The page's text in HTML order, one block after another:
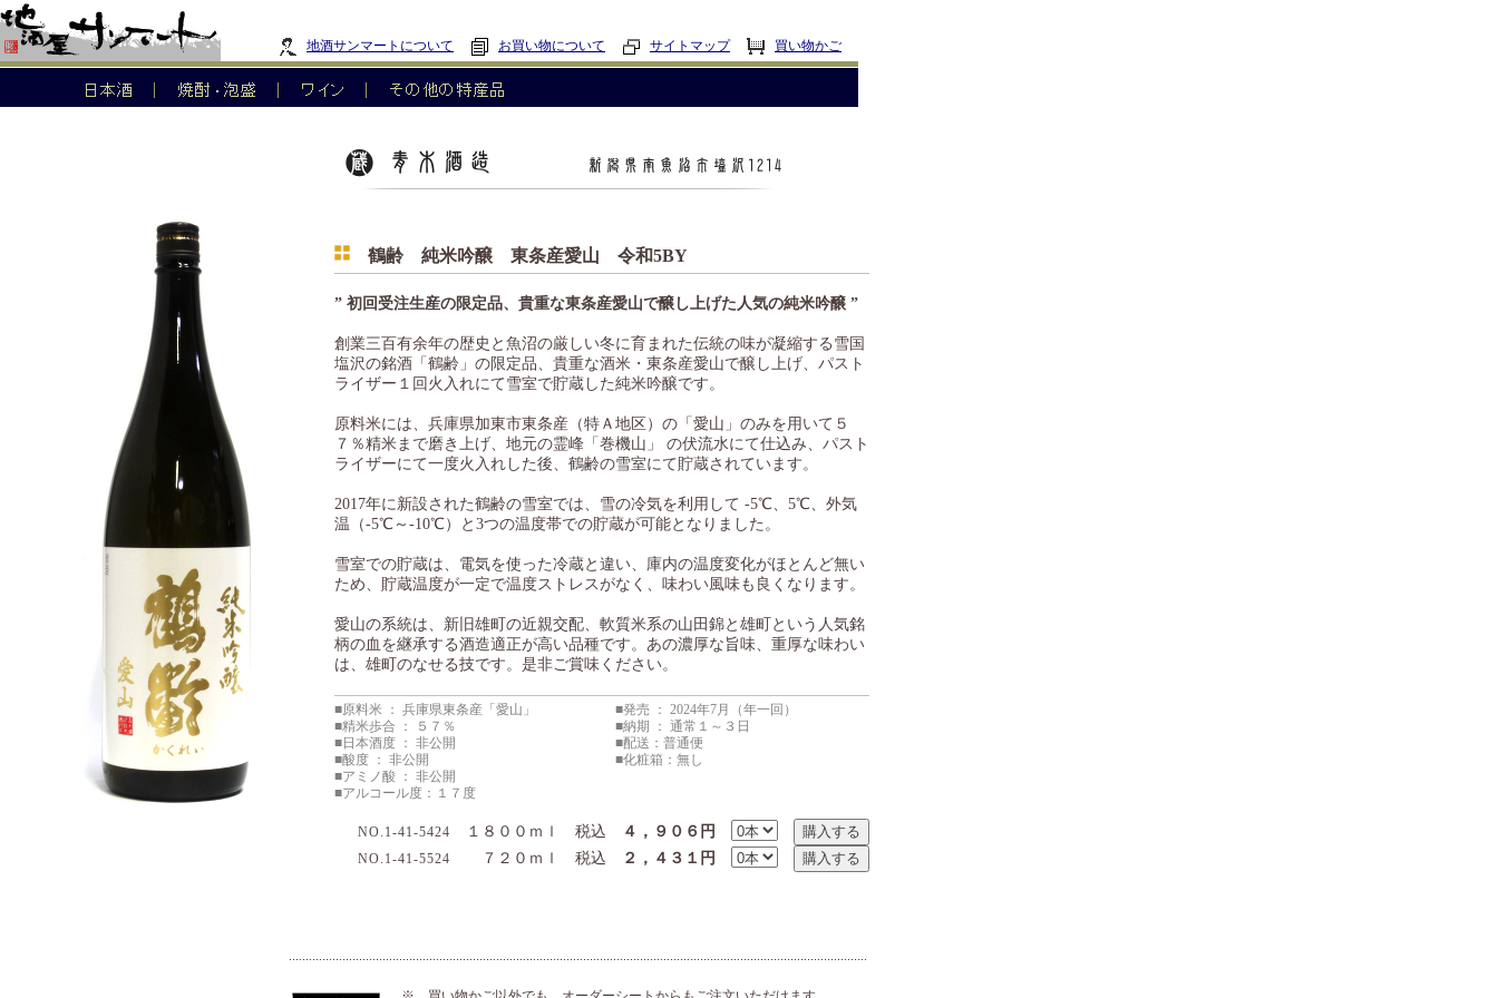
地酒サンマートについて お買い物について サイトマップ 買い物かご
鶴齢 純米吟醸 東条産愛山 令和5BY
” 初回受注生産の限定品、貴重な東条産愛山で醸し上げた人気の純米吟醸 ”
創業三百有余年の歴史と魚沼の厳しい冬に育まれた伝統の味が凝縮する雪国
塩沢の銘酒「鶴齢」の限定品、貴重な酒米・東条産愛山で醸し上げ、パスト
ライザー１回火入れにて雪室で貯蔵した純米吟醸です。
原料米には、兵庫県加東市東条産（特Ａ地区）の「愛山」のみを用いて５
７％精米まで磨き上げ、地元の霊峰「巻機山」 の伏流水にて仕込み、パスト
ライザーにて一度火入れした後、鶴齢の雪室にて貯蔵されています。
2017年に新設された鶴齢の雪室では、雪の冷気を利用して -5℃、5℃、外気
温（-5℃～-10℃）と3つの温度帯での貯蔵が可能となりました。
雪室での貯蔵は、電気を使った冷蔵と違い、庫内の温度変化がほとんど無い
ため、貯蔵温度が一定で温度ストレスがなく、味わい風味も良くなります。
愛山の系統は、新旧雄町の近親交配、軟質米系の山田錦と雄町という人気銘
柄の血を継承する酒造適正が高い品種です。あの濃厚な旨味、重厚な味わい
は、雄町のなせる技です。是非ご賞味ください。
■原料米 ： 兵庫県東条産「愛山」
■精米歩合 ： ５７％
■日本酒度 ： 非公開
■酸度 ： 非公開
■アミノ酸 ： 非公開
■アルコール度：１７度
■発売 ： 2024年7月（年一回）
■納期 ： 通常１～３日
■配送：普通便
■化粧箱：無し
NO.1-41-5424 １８００ｍｌ 税込 ４，９０６円
NO.1-41-5524 ７２０ｍｌ 税込 ２，４３１円